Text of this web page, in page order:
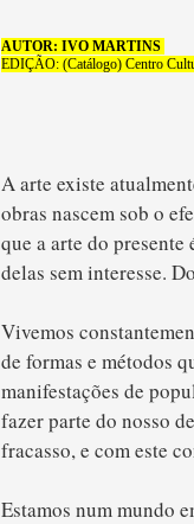
AUTOR: IVO MARTINS
EDIÇÃO: (Catálogo) Centro
A arte existe
obras nascem sob o
que a arte do
delas sem interesse.
Vivemos
de formas e métodos
manifestações de
fazer parte do nosso
fracasso, e com este
Estamos num mundo